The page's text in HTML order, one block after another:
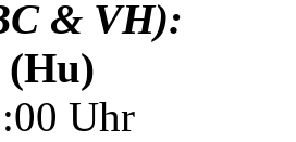
& VH):
(Hu)
Uhr